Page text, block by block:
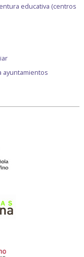
educativa (centros
ayuntamientos